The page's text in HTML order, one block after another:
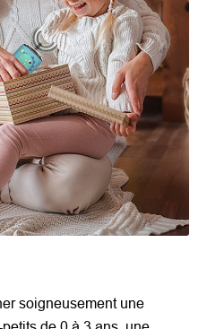
soigneusement une